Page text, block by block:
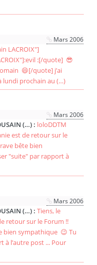
Mars 2006
LACROIX"]
:[/quote] 😎
😄[/quote] j’ai
? 😛[/quote] Jusqu’à lundi prochain au (…)
Mars 2006
(…) : loloDDTM
est de retour sur le
Mars 2006
(…) :Tiens, le
retour sur le Forum !!
sympathique 😉 Tu
post ... Pour